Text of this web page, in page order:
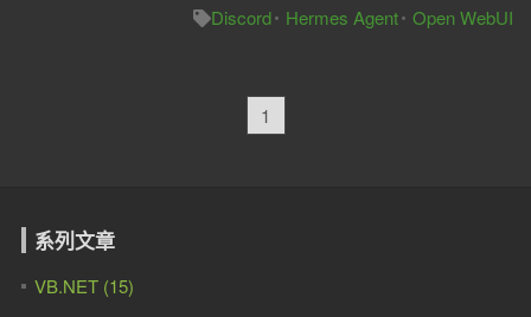
Discord
Hermes Agent Open WebUI
1
系列文章
VB.NET (15)